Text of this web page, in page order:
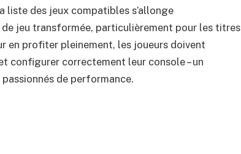
des jeux compatibles s’allonge
jeu transformée, particulièrement pour les titres
en profiter pleinement, les joueurs doivent
configurer correctement leur console – un
de performance.